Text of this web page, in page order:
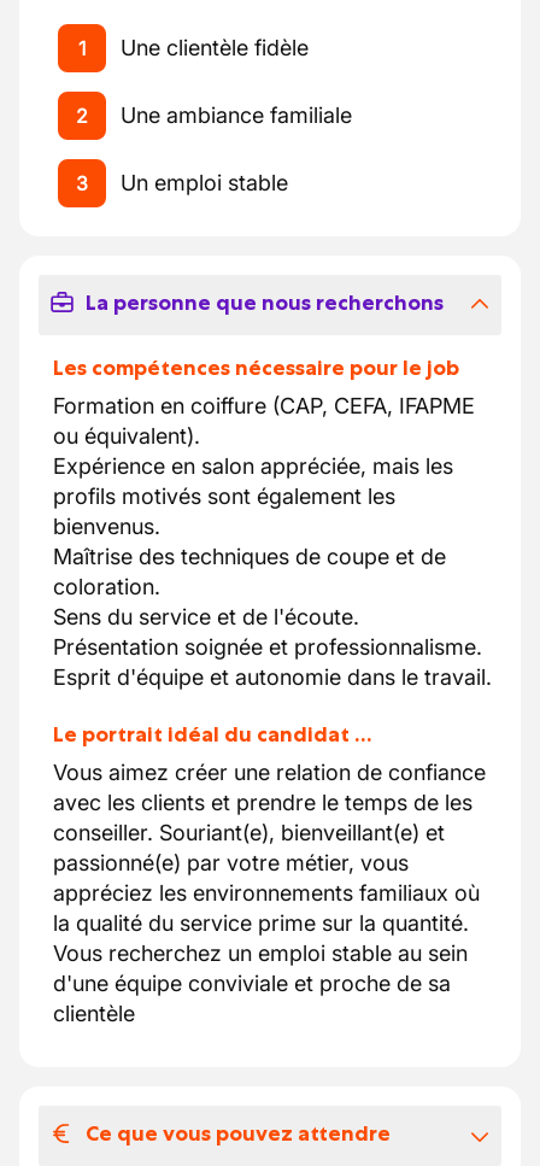
1 Une clientèle fidèle
2 Une ambiance familiale
3 Un emploi stable
La personne que nous recherchons
Les compétences nécessaire pour le job
Formation en coiffure (CAP, CEFA, IFAPME
ou équivalent).
Expérience en salon appréciée, mais les
profils motivés sont également les
bienvenus.
Maîtrise des techniques de coupe et de
coloration.
Sens du service et de l'écoute.
Présentation soignée et professionnalisme.
Esprit d'équipe et autonomie dans le travail.
Le portrait idéal du candidat …
Vous aimez créer une relation de confiance
avec les clients et prendre le temps de les
conseiller. Souriant(e), bienveillant(e) et
passionné(e) par votre métier, vous
appréciez les environnements familiaux où
la qualité du service prime sur la quantité.
Vous recherchez un emploi stable au sein
d'une équipe conviviale et proche de sa
clientèle
Ce que vous pouvez attendre